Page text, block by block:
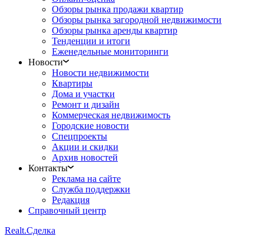
Обзоры рынка продажи квартир
Обзоры рынка загородной недвижимости
Обзоры рынка аренды квартир
Тенденции и итоги
Еженедельные мониторинги
Новости
Новости недвижимости
Квартиры
Дома и участки
Ремонт и дизайн
Коммерческая недвижимость
Городские новости
Спецпроекты
Акции и скидки
Архив новостей
Контакты
Реклама на сайте
Служба поддержки
Редакция
Справочный центр
Realt.Сделка